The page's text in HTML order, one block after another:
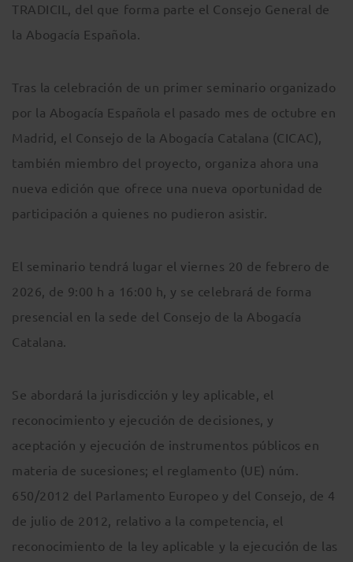
TRADICIL, del que forma parte el Consejo General de
la Abogacía Española.
Tras la celebración de un primer seminario organizado
por la Abogacía Española el pasado mes de octubre en
Madrid, el Consejo de la Abogacía Catalana (CICAC),
también miembro del proyecto, organiza ahora una
nueva edición que ofrece una nueva oportunidad de
participación a quienes no pudieron asistir.
El seminario tendrá lugar el viernes 20 de febrero de
2026, de 9:00 h a 16:00 h, y se celebrará de forma
presencial en la sede del Consejo de la Abogacía
Catalana.
Se abordará la jurisdicción y ley aplicable, el
reconocimiento y ejecución de decisiones, y
aceptación y ejecución de instrumentos públicos en
materia de sucesiones; el reglamento (UE) núm.
650/2012 del Parlamento Europeo y del Consejo, de 4
de julio de 2012, relativo a la competencia, el
reconocimiento de la ley aplicable y la ejecución de las